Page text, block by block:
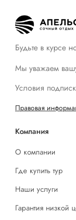
Будьте в курсе
Мы уважаем
Условия
Правовая
Компания
О компании
Где купить тур
Наши услуги
Гарантия низкой